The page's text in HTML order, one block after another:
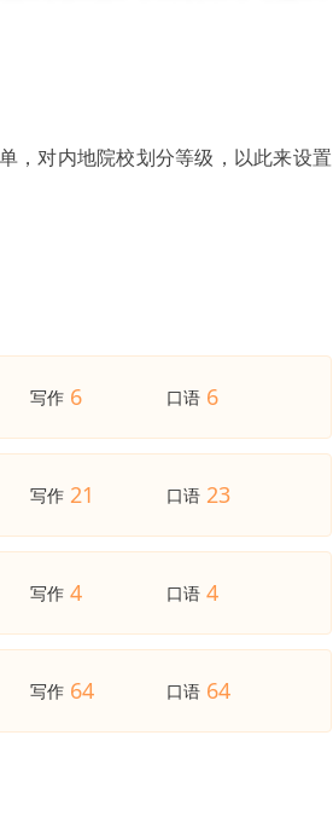
，对内地院校划分等级，以此来设置
写作 6 口语 6
写作 21 口语 23
写作 4 口语 4
写作 64 口语 64